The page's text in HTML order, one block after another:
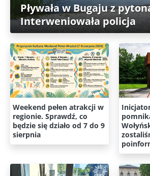
Pływała w Bugaju z
Interweniowała policja
Weekend pełen atrakcji w
regionie. Sprawdź, co
będzie się działo od 7 do 9
sierpnia